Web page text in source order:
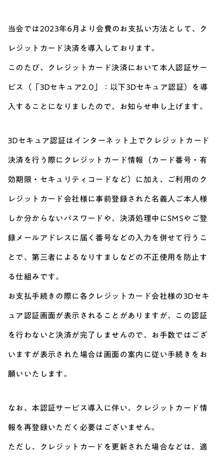
当会では2023年6月より会費のお支払い方法として、ク
レジットカード決済を導入しております。
このたび、クレジットカード決済において本人認証サー
ビス（「3Dセキュア2.0」：以下3Dセキュア認証）を導
入することになりましたので、お知らせ申し上げます。
3Dセキュア認証はインターネット上でクレジットカード
決済を行う際にクレジットカード情報（カード番号・有
効期限・セキュリティコードなど）に加え、ご利用のク
レジットカード会社様に事前登録された名義人ご本人様
しか分からないパスワードや、決済処理中にSMSやご登
録メールアドレスに届く番号などの入力を併せて行うこ
とで、第三者によるなりすましなどの不正使用を防止す
る仕組みです。
お支払手続きの際に各クレジットカード会社様の3Dセキ
ュア認証画面が表示されることがありますが、この認証
を行わないと決済が完了しませんので、お手数ではござ
いますが表示された場合は画面の案内に従い手続きをお
願いいたします。
なお、本認証サービス導入に伴い、クレジットカード情
報を再登録いただく必要はございません。
ただし、クレジットカードを更新された場合などは、適